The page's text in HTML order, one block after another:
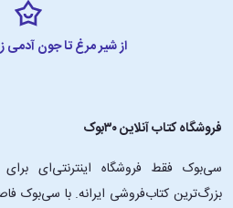
از شیر مرغ تا جون آدمی
فروشگاه کتاب آنلاین ۳۰بوک
سی‌بوک فقط فروشگاه اینترنتی‌ای
بزرگ‌ترین کتاب‌فروشی ایرانه. با سی‌بوک